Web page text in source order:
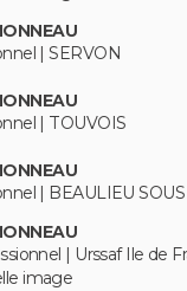
| SERVON
| TOUVOIS
| BEAULIEU
| Urssaf Ile de
image